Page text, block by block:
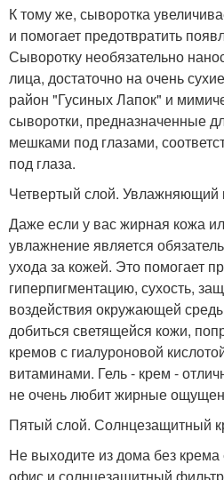
К тому же, сыворотка
и помогает предотвратить
Сыворотку необязательно
лица, достаточно на очень
район "Гусиных Лапок" и
сыворотки, предназначенные
мешками под глазами,
под глаза.
Четвертый слой. Увлажняющий
Даже если у вас жирная кожа
увлажнение является
ухода за кожей. Это помогает
гиперпигментацию, сухость,
воздействия окружающей
добиться светящейся кожи,
кремов с гиалуроновой
витаминами. Гель - крем -
не очень любит жирные
Пятый слой. Солнцезащитный
Не выходите из дома без крема